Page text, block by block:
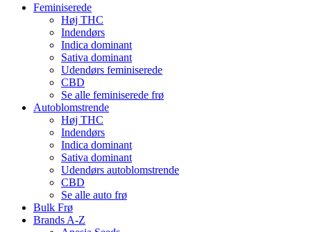
Feminiserede
Høj THC
Indendørs
Indica dominant
Sativa dominant
Udendørs feminiserede
CBD
Se alle feminiserede frø
Autoblomstrende
Høj THC
Indendørs
Indica dominant
Sativa dominant
Udendørs autoblomstrende
CBD
Se alle auto frø
Bulk Frø
Brands A-Z